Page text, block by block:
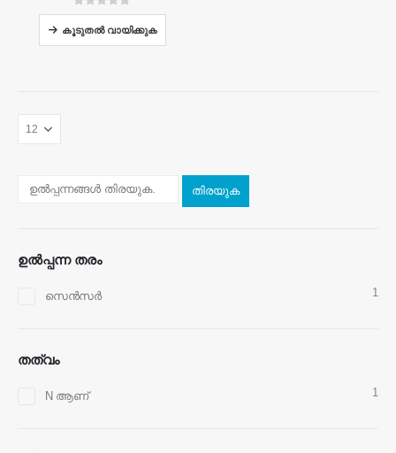
05 ൽ
കൂടുതൽ വായിക്കുക
തിരയുക
ഉൽപ്പന്ന തരം
സെൻസർ 1
തത്വം
N ആണ് 1
അഭിസംബോധന ചെയ്യുക
: നമ്പർ 299 ജിൻസുവോ റോഡ്, നാഷണൽ
തെല